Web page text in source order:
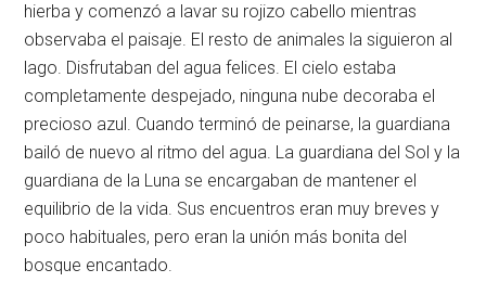
hierba y comenzó a lavar su rojizo cabello mientras
observaba el paisaje. El resto de animales la siguieron al
lago. Disfrutaban del agua felices. El cielo estaba
completamente despejado, ninguna nube decoraba el
precioso azul. Cuando terminó de peinarse, la guardiana
bailó de nuevo al ritmo del agua. La guardiana del Sol y la
guardiana de la Luna se encargaban de mantener el
equilibrio de la vida. Sus encuentros eran muy breves y
poco habituales, pero eran la unión más bonita del
bosque encantado.